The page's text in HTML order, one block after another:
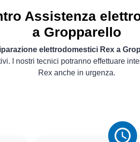
Assistenza
a Gropparello
elettrodomestici Rex a
I nostri tecnici potranno effettuare
Rex anche in urgenza.